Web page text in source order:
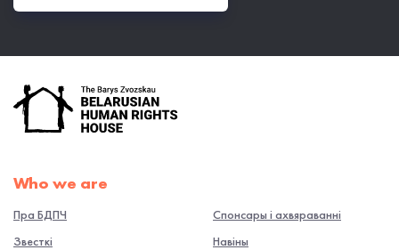
Who we are
Пра БДПЧ
Звесткі
Спонсары і ахвяраванні
Навiны